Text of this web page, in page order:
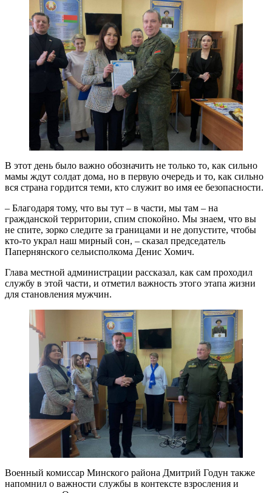
В этот день было важно обозначить не только то, как сильно
мамы ждут солдат дома, но в первую очередь и то, как сильно
вся страна гордится теми, кто служит во имя ее безопасности.
– Благодаря тому, что вы тут – в части, мы там – на
гражданской территории, спим спокойно. Мы знаем, что вы
не спите, зорко следите за границами и не допустите, чтобы
кто-то украл наш мирный сон, – сказал председатель
Папернянского сельисполкома Денис Хомич.
Глава местной администрации рассказал, как сам проходил
службу в этой части, и отметил важность этого этапа жизни
для становления мужчин.
Военный комиссар Минского района Дмитрий Годун также
напомнил о важности службы в контексте взросления и